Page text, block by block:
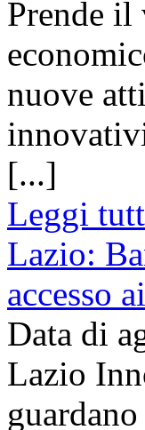
Prende
nuove
[...]
Leggi
Lazio:
accesso
Data di
Lazio